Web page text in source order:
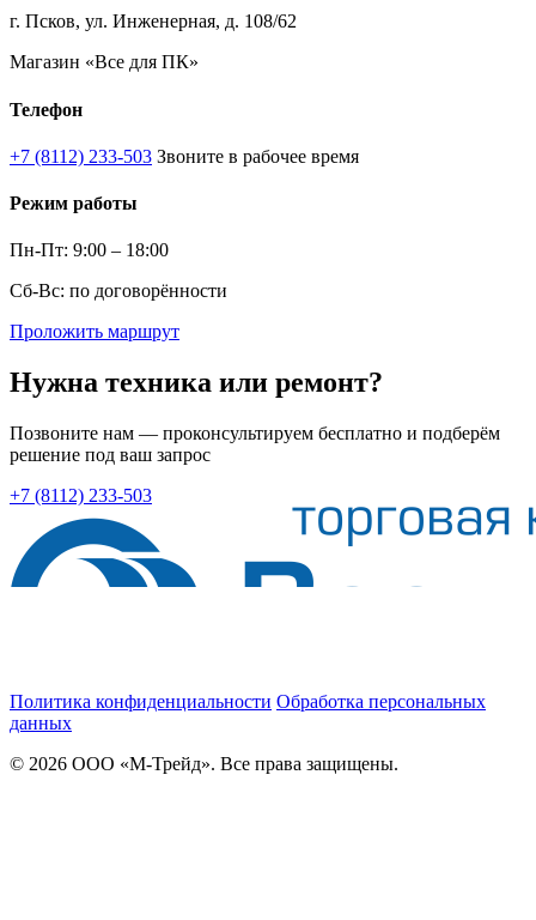
г. Псков, ул. Инженерная, д. 108/62
Магазин «Все для ПК»
Телефон
+7 (8112) 233-503 Звоните в рабочее время
Режим работы
Пн-Пт: 9:00 – 18:00
Сб-Вс: по договорённости
Проложить маршрут
Нужна техника или ремонт?
Позвоните нам — проконсультируем бесплатно и подберём
решение под ваш запрос
+7 (8112) 233-503
Политика конфиденциальности Обработка персональных
данных
© 2026 ООО «М-Трейд». Все права защищены.